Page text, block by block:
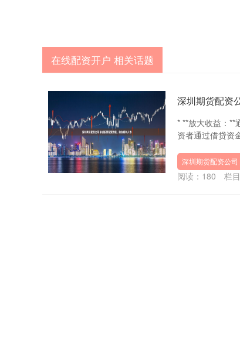
在线配资开户 相关话题
深圳期货配资
* **放大收益：**
资者通过借贷资
深圳期货配资公司
阅读： 180 栏